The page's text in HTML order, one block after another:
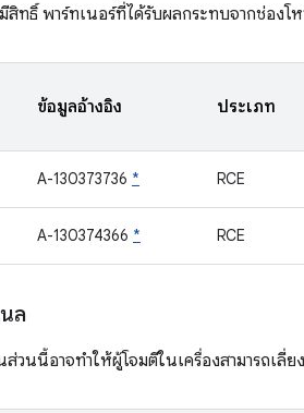
สิทธิ์ พาร์ทเนอร์ที่ได้รับผลกระทบจากช่อง
ข้อมูลอ้างอิง ประเภท
A-130373736 * RCE
A-130374366 * RCE
ล
วนนี้อาจทำให้ผู้โจมตีในเครื่องสามารถเลี่